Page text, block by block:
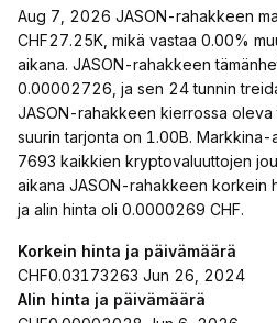
Aug 7, 2026 JASON-rahakkeen
CHF27.25K, mikä vastaa 0.00%
aikana. JASON-rahakkeen
0.00002726, ja sen 24 tunnin
JASON-rahakkeen kierrossa
suurin tarjonta on 1.00B. Markkina-
7693 kaikkien kryptovaluuttojen
aikana JASON-rahakkeen korkein
ja alin hinta oli 0.0000269 CHF.
Korkein hinta ja päivämäärä
CHF0.03173263 Jun 26, 2024
Alin hinta ja päivämäärä